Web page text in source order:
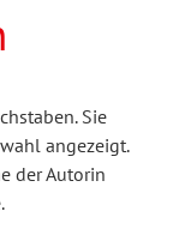
Sie
angezeigt.
der Autorin